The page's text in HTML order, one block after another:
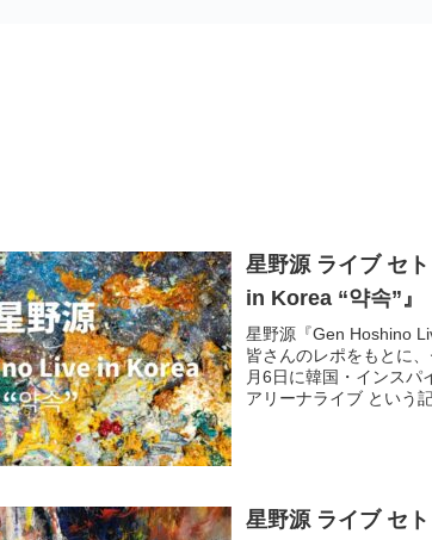
星野源 ライブ セ
in Korea “약속”』
星野源『Gen Hoshino
皆さんのレポをもとに
月6日に韓国・インスパ
アリーナライブ という
星野源 ライブ セ